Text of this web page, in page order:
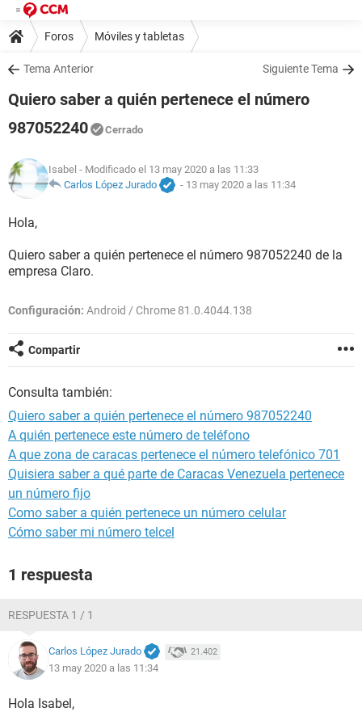
Foros Móviles y tabletas
Tema Anterior Siguiente Tema
Quiero saber a quién pertenece el número
987052240
Cerrado
Isabel - Modificado el 13 may 2020 a las 11:33
Carlos López Jurado
- 13 may 2020 a las 11:34
Hola,
Quiero saber a quién pertenece el número 987052240 de la
empresa Claro.
Configuración: Android / Chrome 81.0.4044.138
Compartir
Consulta también:
Quiero saber a quién pertenece el número 987052240
A quién pertenece este número de teléfono
A que zona de caracas pertenece el número telefónico 701
Quisiera saber a qué parte de Caracas Venezuela pertenece
un número fijo
Como saber a quién pertenece un número celular
Cómo saber mi número telcel
1 respuesta
RESPUESTA 1 / 1
Carlos López Jurado 21.402
13 may 2020 a las 11:34
Hola Isabel,